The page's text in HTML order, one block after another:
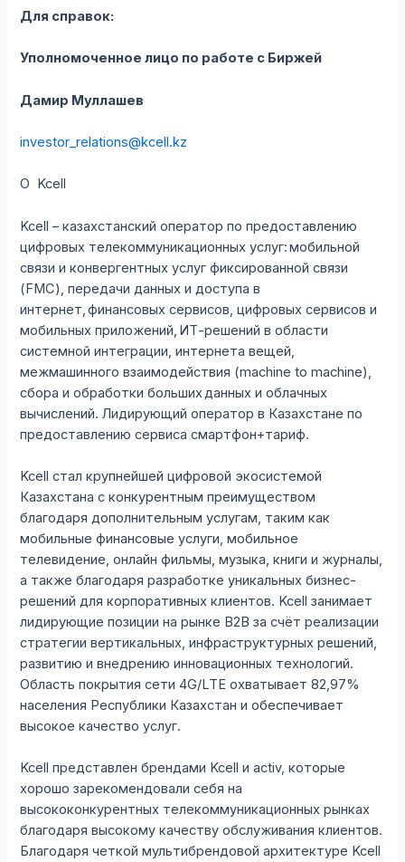
Для справок:
Уполномоченное лицо по работе с Биржей
Дамир Муллашев
investor_relations@kcell.kz
О Kcell
Kcell – казахстанский оператор по предоставлению
цифровых телекоммуникационных услуг: мобильной
связи и конвергентных услуг фиксированной связи
(FMC), передачи данных и доступа в
интернет, финансовых сервисов, цифровых сервисов и
мобильных приложений, ИТ-решений в области
системной интеграции, интернета вещей,
межмашинного взаимодействия (machine to machine),
сбора и обработки больших данных и облачных
вычислений. Лидирующий оператор в Казахстане по
предоставлению сервиса смартфон+тариф.
Kcell стал крупнейшей цифровой экосистемой
Казахстана с конкурентным преимуществом
благодаря дополнительным услугам, таким как
мобильные финансовые услуги, мобильное
телевидение, онлайн фильмы, музыка, книги и журналы,
а также благодаря разработке уникальных бизнес-
решений для корпоративных клиентов. Kcell занимает
лидирующие позиции на рынке В2В за счёт реализации
стратегии вертикальных, инфраструктурных решений,
развитию и внедрению инновационных технологий.
Область покрытия сети 4G/LTE охватывает 82,97%
населения Республики Казахстан и обеспечивает
высокое качество услуг.
Kcell представлен брендами Kcell и activ, которые
хорошо зарекомендовали себя на
высококонкурентных телекоммуникационных рынках
благодаря высокому качеству обслуживания клиентов.
Благодаря четкой мультибрендовой архитектуре Kcell